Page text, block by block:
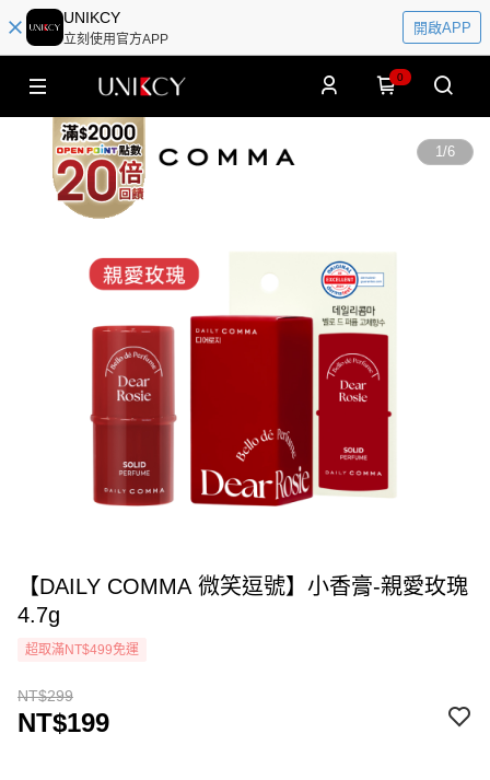
UNIKCY
立刻使用官方APP
開啟APP
0
1/6
【DAILY COMMA 微笑逗號】小香膏-親愛玫瑰
4.7g
超取滿NT$499免運
NT$299
NT$199